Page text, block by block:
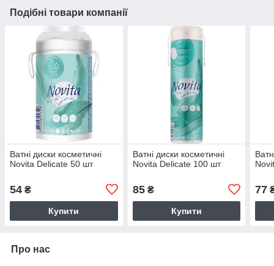
Подібні товари компанії
Ватні диски косметичні
Novita Delicate 50 шт
54 ₴
Купити
Ватні диски косметичні
Novita Delicate 100 шт
85₴
Купити
77
Про нас